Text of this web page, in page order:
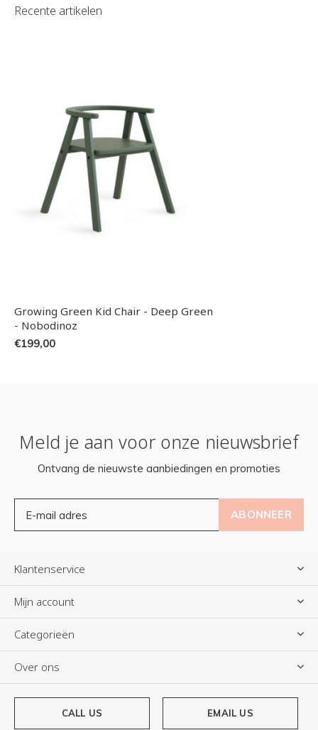
Recente artikelen
Growing Green Kid Chair - Deep Green
- Nobodinoz
€199,00
Meld je aan voor onze nieuwsbrief
Ontvang de nieuwste aanbiedingen en promoties
ABONNEER
Klantenservice
Mijn account
Categorieën
Over ons
CALL US EMAIL US